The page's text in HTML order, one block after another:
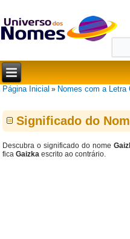
Página Inicial » Nomes com a Letra
Significado do
Descubra o significado do nome
ficaGaizka escrito ao contrário.